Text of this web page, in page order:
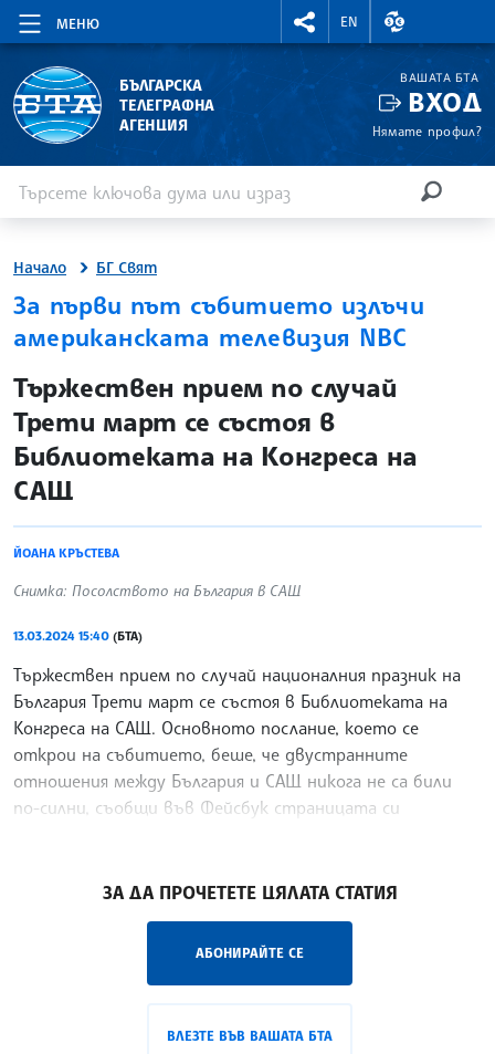
МЕНЮ
RIGHTMENU.SOCIAL
EN
ВАЛУТНИ
БЪЛГАРСКА
ТЕЛЕГРАФНА
АГЕНЦИЯ
ВАШАТА БТА
ВХОД
Нямате профил?
Начало БГ Свят
За първи път събитието излъчи
американската телевизия NBC
site.bta
Тържествен прием по случай
Трети март се състоя в
Библиотеката на Конгреса на
САЩ
ЙОАНА КРЪСТЕВА
Снимка: Посолството на България в САЩ
13.03.2024 15:40 (БТА)
Тържествен прием по случай националния празник на
България Трети март се състоя в Библиотеката на
Конгреса на САЩ. Основното послание, което се
открои на събитието, беше, че двустранните
отношения между България и САЩ никога не са били
по-силни, съобщи във Фейсбук страницата си
ЗА ДА ПРОЧЕТЕТЕ ЦЯЛАТА СТАТИЯ
АБОНИРАЙТЕ СЕ
ВЛЕЗТЕ ВЪВ ВАШАТА БТА